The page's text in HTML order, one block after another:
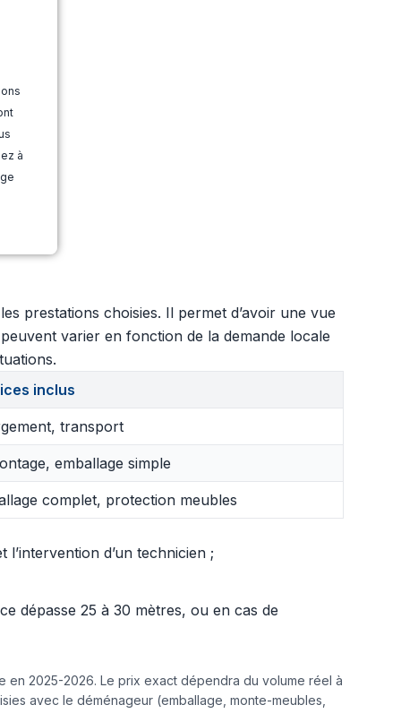
à
prestations choisies. Il permet d’avoir une vue
varier en fonction de la demande locale
inclus
transport
emballage simple
complet, protection meubles
d’un technicien ;
dépasse 25 à 30 mètres, ou en cas de
en 2025-2026. Le prix exact dépendra du volume réel à
avec le déménageur (emballage, monte-meubles,